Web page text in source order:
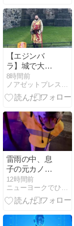
【エジンバ
ラ】城で大砲
ドーンとロイ
ヤルマイル
8時間前
ノアゼットプレス編集長、今日もニューヨークで困ってます！
雷雨の中、息
子の元カノと
デート！
12時間前
ニューヨークでひと息しましょ ２